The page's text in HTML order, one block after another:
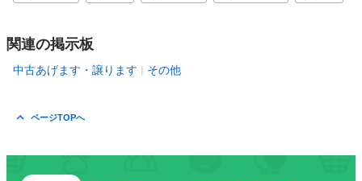
関連の掲示板
中古あげます・譲ります その他
ページTOPへ